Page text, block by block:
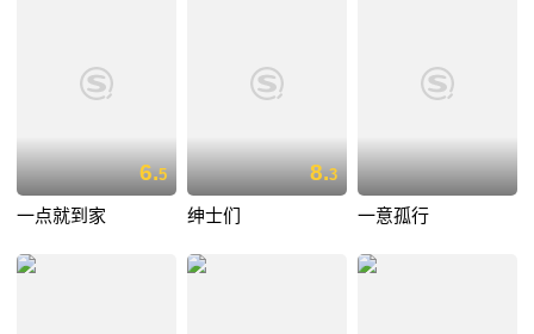
6.5
一点就到家
8.3
绅士们 一意孤行